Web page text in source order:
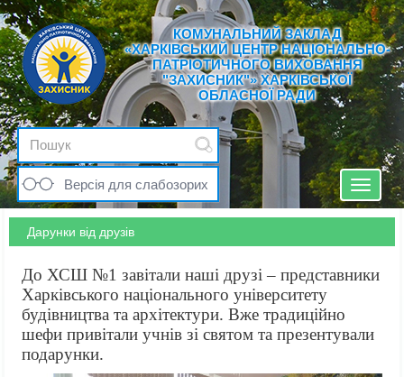
КОМУНАЛЬНИЙ ЗАКЛАД
«ХАРКІВСЬКИЙ ЦЕНТР НАЦІОНАЛЬНО-
ПАТРІОТИЧНОГО ВИХОВАННЯ
"ЗАХИСНИК"» ХАРКІВСЬКОЇ
ОБЛАСНОЇ РАДИ
Версія для слабозорих
Toggle
Дарунки від друзів
До ХСШ №1 завітали наші друзі – представники
Харківського національного університету
будівництва та архітектури. Вже традиційно
шефи привітали учнів зі святом та презентували
подарунки.